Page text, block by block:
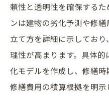
頼性と透明性を確保する
ンは建物の劣化予測や修
立て方を詳細に示してお
理性が高まります。具体
化モデルを作成し、修繕時
修繕費用の積算根拠を明